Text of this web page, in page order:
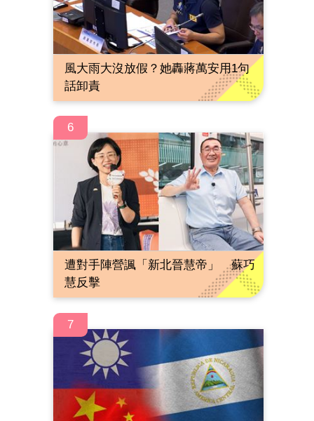
風大雨大沒放假？她轟蔣萬安用1句
話卸責
6
遭對手陣營諷「新北晉慧帝」 蘇巧
慧反擊
7